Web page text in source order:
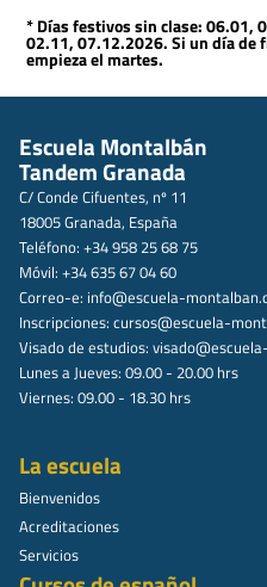
* Días festivos sin clase: 06.01,
02.11, 07.12.2026. Si un día de
empieza el martes.
Escuela Montalbán
Tandem Granada
C/ Conde Cifuentes, nº 11
18005 Granada, España
Teléfono: +34 958 25 68 75
Móvil: +34 635 67 04 60
Correo-e: info@escuela-
Inscripciones: cursos@escuela-
Visado de estudios:
Lunes a Jueves: 09.00 - 20.00 hrs
Viernes: 09.00 - 18.30 hrs
La escuela
Bienvenidos
Acreditaciones
Servicios